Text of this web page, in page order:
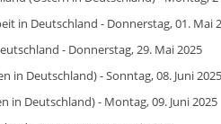
in Deutschland - Donnerstag, 01. Mai
- Donnerstag, 29. Mai 2025
in Deutschland) - Sonntag, 08. Juni 2025
in Deutschland) - Montag, 09. Juni 2025